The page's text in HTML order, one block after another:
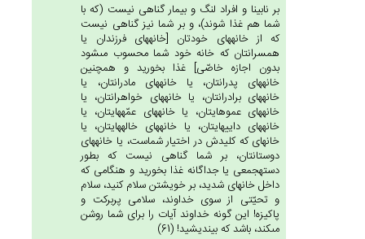
بر نابينا و افراد لنگ و بيمار گناهى نيست (كه با
شما هم غذا شوند)، و بر شما نيز گناهى نيست
كه از خانه‏هاى خودتان [خانه‏هاى فرزندان يا
همسرانتان كه خانه خود شما محسوب مى‏شود
بدون اجازه خاصّى‏] غذا بخوريد و همچنين
خانه‏هاى پدرانتان، يا خانه‏هاى مادرانتان، يا
خانه‏هاى برادرانتان، يا خانه‏هاى خواهرانتان، يا
خانه‏هاى عموهايتان، يا خانه‏هاى عمّه‏هايتان، يا
خانه‏هاى داييهايتان، يا خانه‏هاى خاله‏هايتان، يا
خانه‏اى كه كليدش در اختيار شماست، يا خانه‏هاى
دوستانتان، بر شما گناهى نيست كه بطور
دسته‏جمعى يا جداگانه غذا بخوريد و هنگامى كه
داخل خانه‏اى شديد، بر خويشتن سلام كنيد، سلام
و تحيّتى از سوى خداوند، سلامى پربركت و
پاكيزه! اين گونه خداوند آيات را براى شما روشن
مى‏كند، باشد كه بينديشيد! (61)